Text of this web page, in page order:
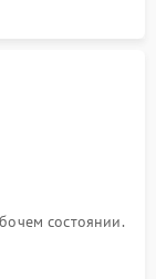
состоянии.